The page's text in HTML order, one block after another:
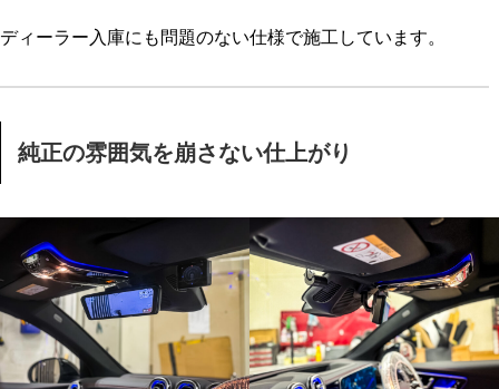
ディーラー入庫にも問題のない仕様で施工しています。
純正の雰囲気を崩さない仕上がり